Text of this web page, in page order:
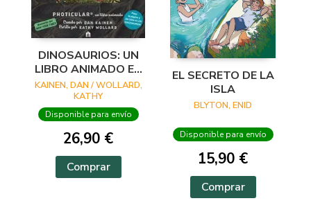
DINOSAURIOS: UN
LIBRO ANIMADO EN
PHOTICULAR
KAINEN, DAN / WOLLARD,
KATHY
Disponible para envío
26,90 €
Comprar
EL SECRETO DE LA
ISLA
BLYTON, ENID
Disponible para envío
15,90 €
Comprar